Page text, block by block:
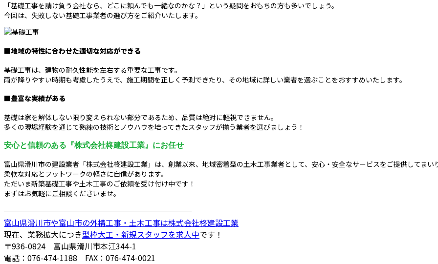
「基礎工事を請け負う会社なら、どこに頼んでも一緒なのかな？」という疑問をおもちの方も多いでしょう。
今回は、失敗しない基礎工事業者の選び方をご紹介いたします。
■地域の特性に合わせた適切な対応ができる
基礎工事は、建物の耐久性能を左右する重要な工事です。
雨が降りやすい時期も考慮したうえで、施工期間を正しく予測できたり、その地域に詳しい業者を選ぶことをおすすめいたします。
■豊富な実績がある
基礎は家を解体しない限り変えられない部分であるため、品質は絶対に軽視できません。
多くの現場経験を通じて熟練の技術とノウハウを培ってきたスタッフが揃う業者を選びましょう！
安心と信頼のある『株式会社柊建設工業』にお任せ
富山県滑川市の建設業者「株式会社柊建設工業」は、創業以来、地域密着型の土木工事業者として、安心・安全なサービスをご提供してまい
柔軟な対応とフットワークの軽さに自信があります。
ただいま新築基礎工事や土木工事のご依頼を受け付け中です！
まずはお気軽にご相談 くださいませ。
────────────────────────
富山県滑川市や富山市の外構工事・土木工事は株式会社柊建設工業
現在、業務拡大につき型枠大工・新規スタッフを求人中です！
〒936-0824 富山県滑川市本江344-1
電話：076-474-1188 FAX：076-474-0021